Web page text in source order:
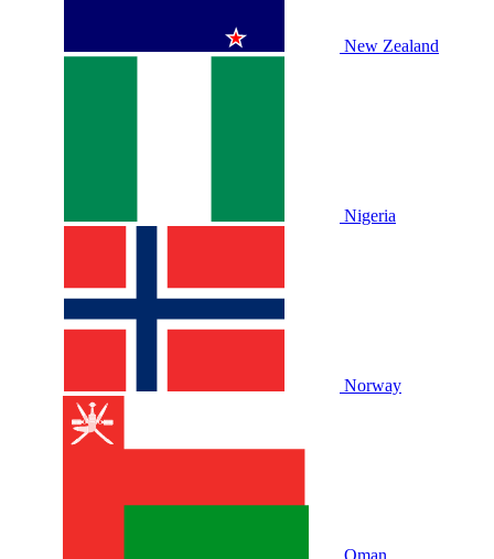
New Zealand
Nigeria
Norway
Oman